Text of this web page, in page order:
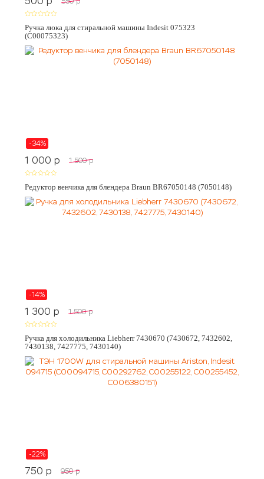
Ручка люка для стиральной машины Indesit 075323
(C00075323)
-34%
1 000 p 1 500 p
Редуктор венчика для блендера Braun BR67050148 (7050148)
-14%
1 300 p 1 500 p
Ручка для холодильника Liebherr 7430670 (7430672, 7432602,
7430138, 7427775, 7430140)
-22%
750 p 950 p